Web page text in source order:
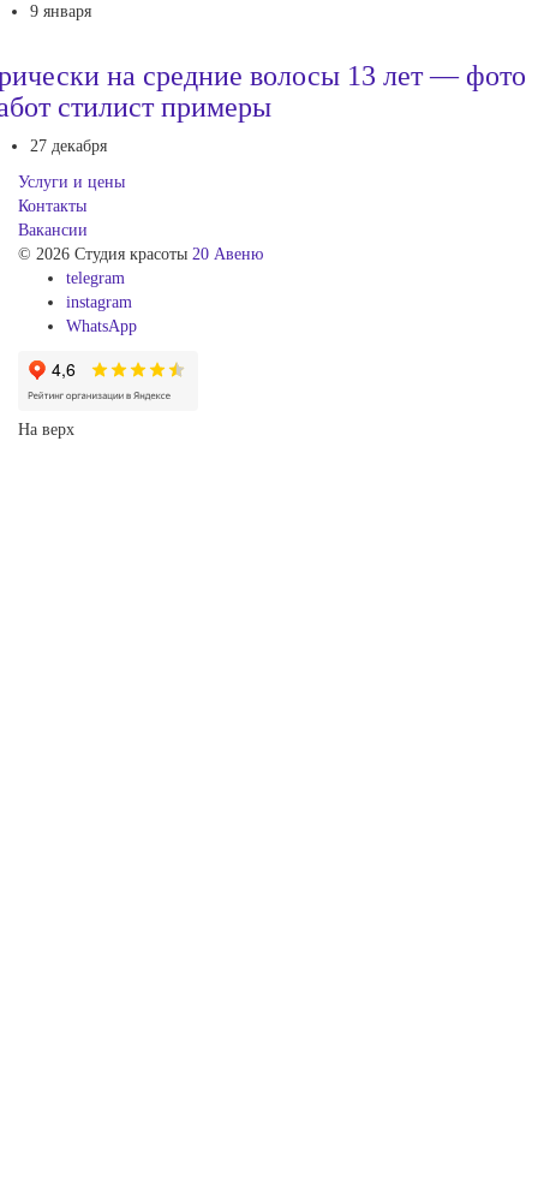
9 января
на средние волосы 13 лет — фото
стилист примеры
27 декабря
Услуги и цены
Контакты
Вакансии
© 2026 Студия красоты 20 Авеню
telegram
instagram
WhatsApp
На верх